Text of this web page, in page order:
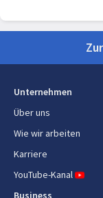
Gewicht und
Breite
Tiefe
Unternehmen
Über uns
Wie wir arbeiten
Karriere
YouTube-Kanal
Business